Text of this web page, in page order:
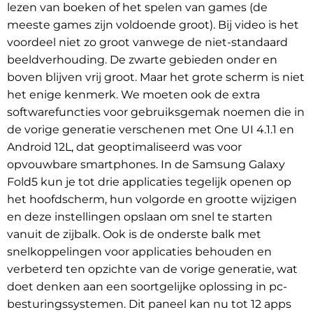
lezen van boeken of het spelen van games (de
meeste games zijn voldoende groot). Bij video is het
voordeel niet zo groot vanwege de niet-standaard
beeldverhouding. De zwarte gebieden onder en
boven blijven vrij groot. Maar het grote scherm is niet
het enige kenmerk. We moeten ook de extra
softwarefuncties voor gebruiksgemak noemen die in
de vorige generatie verschenen met One UI 4.1.1 en
Android 12L, dat geoptimaliseerd was voor
opvouwbare smartphones. In de Samsung Galaxy
Fold5 kun je tot drie applicaties tegelijk openen op
het hoofdscherm, hun volgorde en grootte wijzigen
en deze instellingen opslaan om snel te starten
vanuit de zijbalk. Ook is de onderste balk met
snelkoppelingen voor applicaties behouden en
verbeterd ten opzichte van de vorige generatie, wat
doet denken aan een soortgelijke oplossing in pc-
besturingssystemen. Dit paneel kan nu tot 12 apps